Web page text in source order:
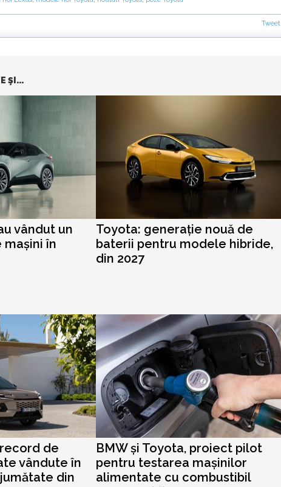
Tweet
ŞI...
vândut un
în
Toyota: generație nouă de
baterii pentru modele hibride,
din 2027
de
vândute în
din
BMW și Toyota, proiect pilot
pentru testarea mașinilor
alimentate cu combustibil